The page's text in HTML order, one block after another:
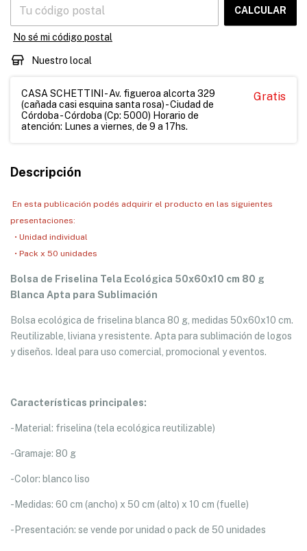
CALCULAR
No sé mi código postal
Nuestro local
CASA SCHETTINI - Av. figueroa alcorta 329
(cañada casi esquina santa rosa) - Ciudad de
Córdoba - Córdoba (Cp: 5000) Horario de
atención: Lunes a viernes, de 9 a 17hs.
Gratis
Descripción
En esta publicación podés adquirir el producto en las siguientes
presentaciones:
• Unidad individual
• Pack x 50 unidades
Bolsa de Friselina Tela Ecológica 50x60x10 cm 80 g
Blanca Apta para Sublimación
Bolsa ecológica de friselina blanca 80 g, medidas 50x60x10 cm.
Reutilizable, liviana y resistente. Apta para sublimación de logos
y diseños. Ideal para uso comercial, promocional y eventos.
Características principales:
-Material: friselina (tela ecológica reutilizable)
-Gramaje: 80 g
-Color: blanco liso
-Medidas: 60 cm (ancho) x 50 cm (alto) x 10 cm (fuelle)
-Presentación: se vende por unidad o pack de 50 unidades